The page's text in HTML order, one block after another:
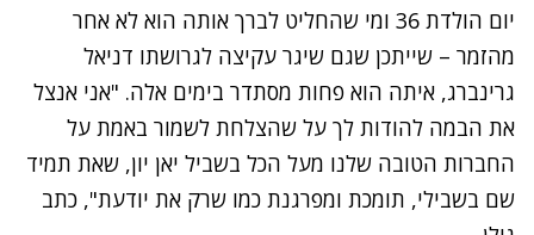
יום הולדת 36 ומי שהחליט לברך אותה הוא לא אחר
מהזמר – שייתכן שגם שיגר עקיצה לגרושתו דניאל
גרינברג, איתה הוא פחות מסתדר בימים אלה. "אני אנצל
את הבמה להודות לך על שהצלחת לשמור באמת על
החברות הטובה שלנו מעל הכל בשביל יאן יון, שאת תמיד
שם בשבילי, תומכת ומפרגנת כמו שרק את יודעת", כתב